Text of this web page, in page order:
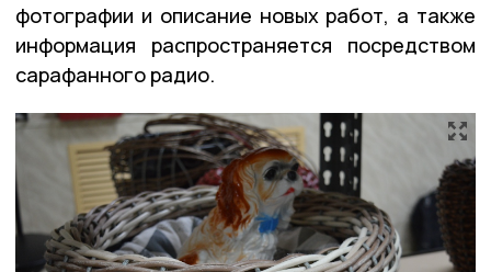
фотографии и описание новых работ, а также
информация распространяется посредством
сарафанного радио.